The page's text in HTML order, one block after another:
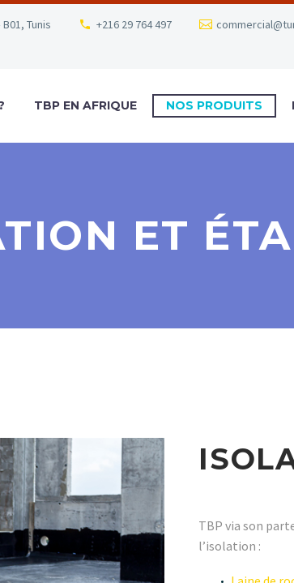
Tunis +216 29 764 497
TBP EN AFRIQUE NOS PRODUITS
ET
TBP via son
l’isolation :